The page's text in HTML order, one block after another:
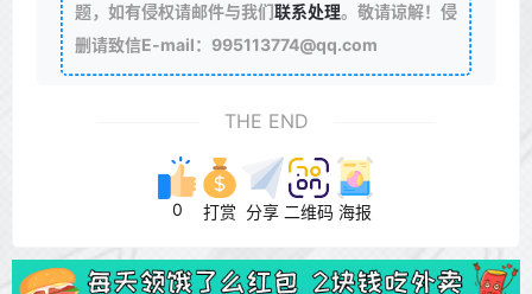
题，如有侵权请邮件与我们联系处理。敬请谅解！侵
删请致信E-mail：995113774@qq.com
THE END
0 打赏 分享 二维码 海报